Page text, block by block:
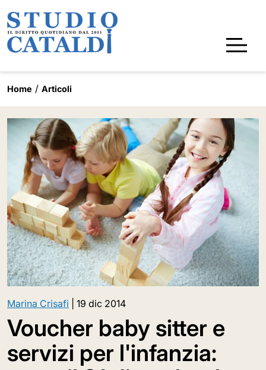
Home Articoli
Marina Crisafi 19 dic 2014
Voucher baby sitter e
servizi per l'infanzia: